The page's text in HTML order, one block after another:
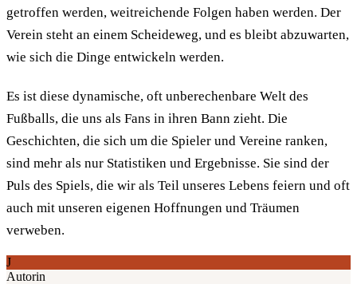
getroffen werden, weitreichende Folgen haben werden. Der
Verein steht an einem Scheideweg, und es bleibt abzuwarten,
wie sich die Dinge entwickeln werden.
Es ist diese dynamische, oft unberechenbare Welt des
Fußballs, die uns als Fans in ihren Bann zieht. Die
Geschichten, die sich um die Spieler und Vereine ranken,
sind mehr als nur Statistiken und Ergebnisse. Sie sind der
Puls des Spiels, die wir als Teil unseres Lebens feiern und oft
auch mit unseren eigenen Hoffnungen und Träumen
verweben.
J
Autorin